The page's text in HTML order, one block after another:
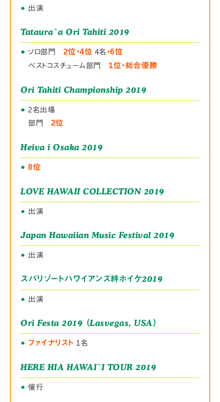
● 出演
Tataura`a Ori Tahiti 2019
● ソロ部門 2位・4位 4名 ・6位
●
ベストコスチューム部門 1位・総合優勝
Ori Tahiti Championship 2019
● 2名出場
●
部門 2位
Heiva i Osaka 2019
● 8位
LOVE HAWAII COLLECTION 2019
● 出演
Japan Hawaiian Music Festival 2019
● 出演
スパリゾートハワイアンズ絆ホイケ2019
● 出演
Ori Festa 2019 （Lasvegas, USA）
● ファイナリスト 1名
HERE HIA HAWAI`I TOUR 2019
● 催行